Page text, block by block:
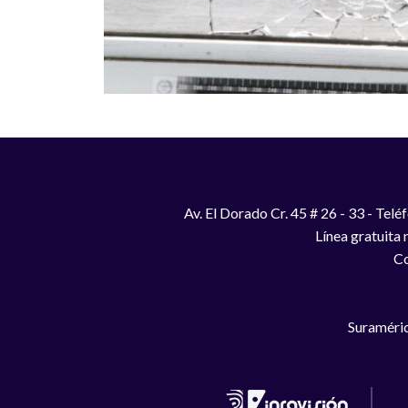
Av. El Dorado Cr. 45 # 26 - 33 -
Línea gratuita